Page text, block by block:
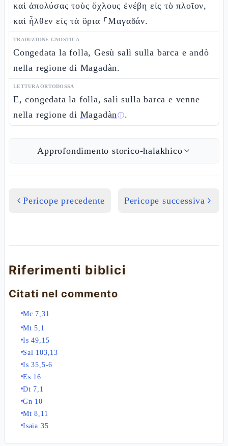
καὶ ἀπολύσας τοὺς ὄχλους ἐνέβη εἰς τὸ πλοῖον,
καὶ ἦλθεν εἰς τὰ ὅρια ⸀Μαγαδάν.
TRADUZIONE GNOSTICA
Congedata la folla, Gesù salì sulla barca e andò
nella regione di Magadàn.
LETTURA ORTODOSSA
E, congedata la folla, salì sulla barca e venne
nella regione di Magadànⓘ.
Approfondimento storico-halakhico
Pericope precedente Pericope successiva
Riferimenti biblici
Citati nel commento
Mc 7,31
Mt 5,1
Is 49,15
Sal 103,13
Is 35,5-6
Es 16
Dt 7,1
Gn 10
Mt 8,11
Isaia 35